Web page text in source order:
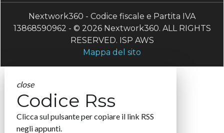
Nextwork360 - Codice fiscale e Partita IVA
13868590962 - © 2026 Nextwork360. ALL RIGHTS
RESERVED. ISP AWS
Mappa del sito
close
Codice Rss
Clicca sul pulsante per copiare il link RSS
negli appunti.